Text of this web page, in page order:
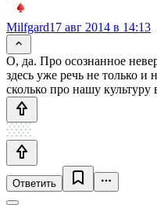
Milfgard17 авг 2014 в 14:13
О, да. Про осознанное
здесь уже речь не только и
сколько про нашу культуру
Ответить